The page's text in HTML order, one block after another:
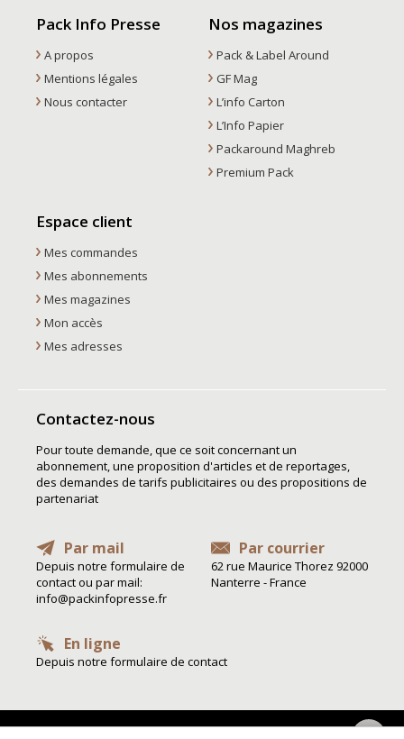
Pack Info Presse
A propos
Mentions légales
Nous contacter
Nos magazines
Pack & Label Around
GF Mag
L’info Carton
L’Info Papier
Packaround Maghreb
Premium Pack
Espace client
Mes commandes
Mes abonnements
Mes magazines
Mon accès
Mes adresses
Contactez-nous
Pour toute demande, que ce soit concernant un
abonnement, une proposition d'articles et de reportages,
des demandes de tarifs publicitaires ou des propositions de
partenariat
Par mail
Depuis notre formulaire de
contact ou par mail:
info@packinfopresse.fr
Par courrier
62 rue Maurice Thorez 92000
Nanterre - France
En ligne
Depuis notre formulaire de contact